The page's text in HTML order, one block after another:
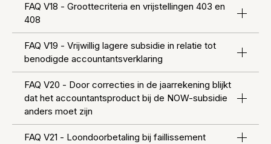
FAQ V18 - Groottecriteria en vrijstellingen 403 en
408
FAQ V19 - Vrijwillig lagere subsidie in relatie tot
benodigde accountantsverklaring
FAQ V20 - Door correcties in de jaarrekening blijkt
dat het accountantsproduct bij de NOW-subsidie
anders moet zijn
FAQ V21 - Loondoorbetaling bij faillissement